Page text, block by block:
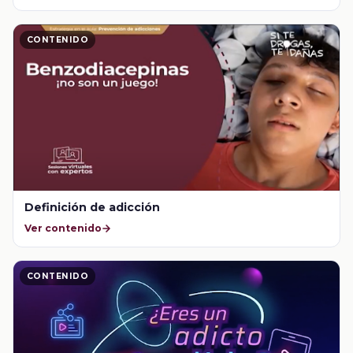
CONTENIDO
Definición de adicción
Ver contenido
CONTENIDO